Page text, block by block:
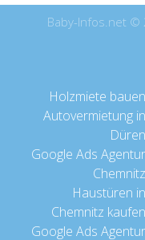
Baby-Infos.net ©
Holzmiete bauen
Autovermietung in
Düren
Google Ads Agentur
Chemnitz
Haustüren in
Chemnitz kaufen
Google Ads Agentur